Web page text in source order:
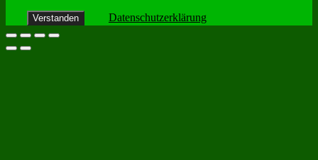
Verstanden Datenschutzerklärung